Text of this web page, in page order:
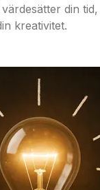
din
kreativitet.